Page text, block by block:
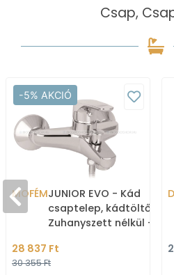
Csap,
-5% AKCIÓ
MOFÉMJUNIOR EVO - Kád
csaptelep, kádtöltő -
Zuhanyszett nélkül -
28 837 Ft
30 355 Ft